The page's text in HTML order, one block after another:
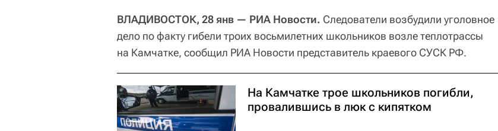
ВЛАДИВОСТОК, 28 янв — РИА Новости. Следователи возбудили уголовное
дело по факту гибели троих восьмилетних школьников возле теплотрассы
на Камчатке, сообщил РИА Новости представитель краевого СУСК РФ.
На Камчатке трое школьников погибли,
провалившись в люк с кипятком